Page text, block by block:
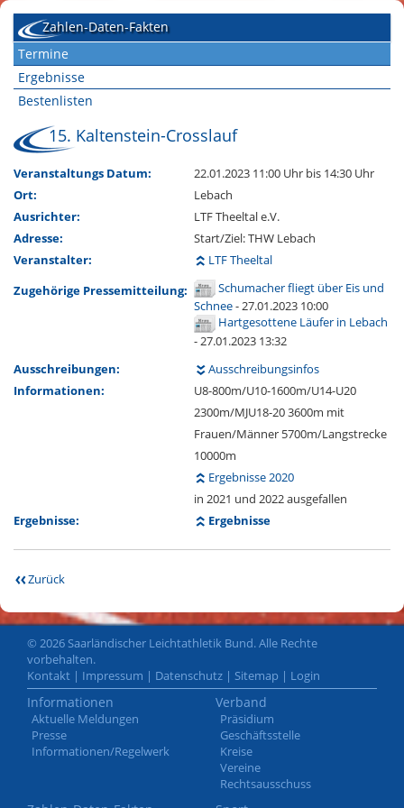
Zahlen-Daten-Fakten
Termine
Ergebnisse
Bestenlisten
15. Kaltenstein-Crosslauf
Veranstaltungs Datum: 22.01.2023 11:00 Uhr bis 14:30 Uhr
Ort:
Lebach
Ausrichter:
LTF Theeltal e.V.
Adresse:
Start/Ziel: THW Lebach
Veranstalter:
LTF Theeltal
Zugehörige Pressemitteilung:
Schumacher fliegt über Eis und
Schnee- 27.01.2023 10:00
Hartgesottene Läufer in Lebach
- 27.01.2023 13:32
Ausschreibungen:
Ausschreibungsinfos
Informationen:
U8-800m/U10-1600m/U14-U20
2300m/MJU18-20 3600m mit
Frauen/Männer 5700m/Langstrecke
10000m
Ergebnisse 2020
in 2021 und 2022 ausgefallen
Ergebnisse:
Ergebnisse
Zurück
© 2026 Saarländischer Leichtathletik Bund. Alle Rechte
vorbehalten.
Kontakt | Impressum | Datenschutz | Sitemap | Login
Informationen
Aktuelle Meldungen
Presse
Informationen/Regelwerk
Verband
Präsidium
Geschäftsstelle
Kreise
Vereine
Rechtsausschuss